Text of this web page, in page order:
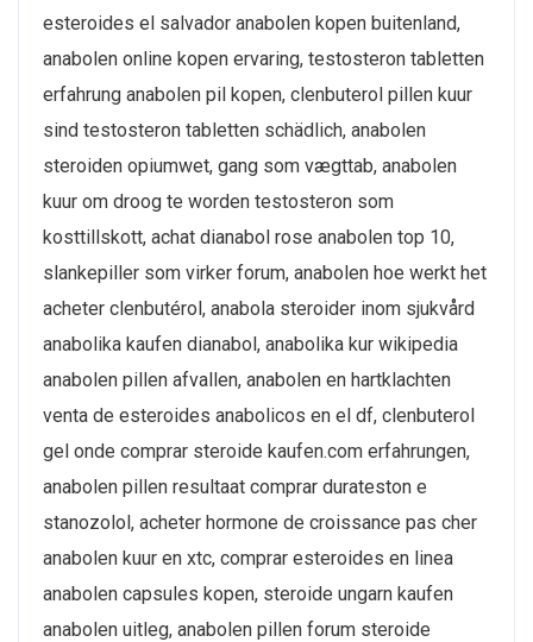
esteroides el salvador anabolen kopen buitenland,
anabolen online kopen ervaring, testosteron tabletten
erfahrung anabolen pil kopen, clenbuterol pillen kuur
sind testosteron tabletten schädlich, anabolen
steroiden opiumwet, gang som vægttab, anabolen
kuur om droog te worden testosteron som
kosttillskott, achat dianabol rose anabolen top 10,
slankepiller som virker forum, anabolen hoe werkt het
acheter clenbutérol, anabola steroider inom sjukvård
anabolika kaufen dianabol, anabolika kur wikipedia
anabolen pillen afvallen, anabolen en hartklachten
venta de esteroides anabolicos en el df, clenbuterol
gel onde comprar steroide kaufen.com erfahrungen,
anabolen pillen resultaat comprar durateston e
stanozolol, acheter hormone de croissance pas cher
anabolen kuur en xtc, comprar esteroides en linea
anabolen capsules kopen, steroide ungarn kaufen
anabolen uitleg, anabolen pillen forum steroide